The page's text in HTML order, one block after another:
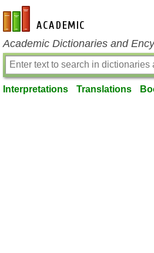
en-academic.com
Academic Dictionaries and
Interpretations Translations